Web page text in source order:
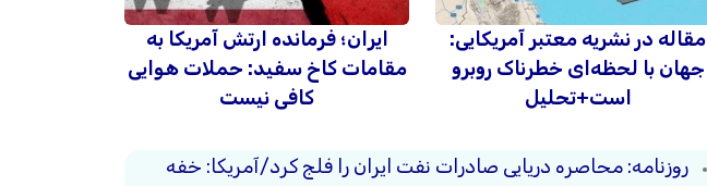
مقاله در نشریه معتبر آمریکایی:
جهان با لحظه‌ای خطرناک روبرو
است+تحلیل
ایران؛ فرمانده ارتش آمریکا به
مقامات کاخ سفید: حملات هوایی
کافی نیست
روزنامه: محاصره دریایی صادرات نفت ایران را فلج کرد/آمریکا: خفه